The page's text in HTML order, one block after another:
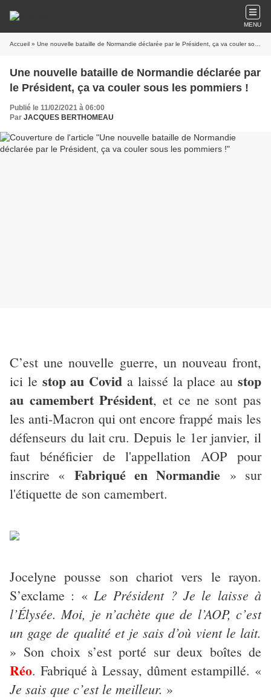
MENU
Accueil » Une nouvelle bataille de Normandie déclarée par le Président, ça va couler sous les pommiers !
Une nouvelle bataille de Normandie déclarée par
le Président, ça va couler sous les pommiers !
Publié le 11/02/2021 à 06:00
Par JACQUES BERTHOMEAU
C’est une nouvelle guerre, un nouveau front,
ici le stop au Covid a laissé la place austop
au camembert Président, et ce ne sont pas
les anti-Macron qui ont encore frappé mais les
défenseurs du lait cru. Depuis le 1er janvier, il
faut bénéficier de l'appellation AOP pour
inscrire « Fabriqué en Normandie » sur
l'étiquette de son camembert.
Jocelyne pousse son chariot vers le rayon.
S’exclame : « Le Président ? Je le laisse à
l’Élysée. Moi, je n’achète que de l’AOP, c’est
un gage de qualité et je sais d’où vient le lait.
» Son choix s’est porté sur deux boîtes de
Réo. Fabriqué à Lessay, dûment estampillé. «
Je sais que c’est le meilleur. »